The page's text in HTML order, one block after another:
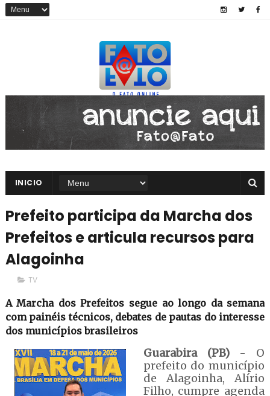
INICIO
Prefeito participa da Marcha dos
Prefeitos e articula recursos para
Alagoinha
TV
A Marcha dos Prefeitos segue ao longo da semana
com painéis técnicos, debates de pautas do interesse
dos municípios brasileiros
Guarabira (PB)- O
prefeito do município
de Alagoinha, Alírio
Filho, cumpre agenda